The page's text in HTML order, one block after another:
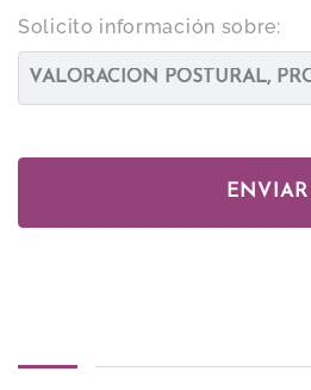
Solicito información sobre: